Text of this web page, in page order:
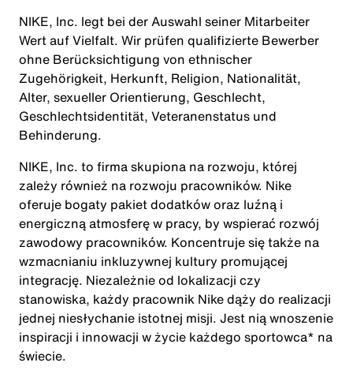
NIKE, Inc. legt bei der Auswahl seiner Mitarbeiter
Wert auf Vielfalt. Wir prüfen qualifizierte Bewerber
ohne Berücksichtigung von ethnischer
Zugehörigkeit, Herkunft, Religion, Nationalität,
Alter, sexueller Orientierung, Geschlecht,
Geschlechtsidentität, Veteranenstatus und
Behinderung.
NIKE, Inc. to firma skupiona na rozwoju, której
zależy również na rozwoju pracowników. Nike
oferuje bogaty pakiet dodatków oraz luźną i
energiczną atmosferę w pracy, by wspierać rozwój
zawodowy pracowników. Koncentruje się także na
wzmacnianiu inkluzywnej kultury promującej
integrację. Niezależnie od lokalizacji czy
stanowiska, każdy pracownik Nike dąży do realizacji
jednej niesłychanie istotnej misji. Jest nią wnoszenie
inspiracji i innowacji w życie każdego sportowca* na
świecie.